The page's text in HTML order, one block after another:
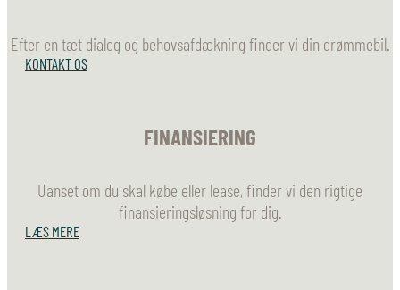
Efter en tæt dialog og behovsafdækning finder vi din drømmebil.
KONTAKT OS
FINANSIERING
Uanset om du skal købe eller lease, finder vi den rigtige
finansieringsløsning for dig.
LÆS MERE